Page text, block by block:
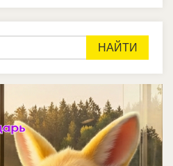
НАЙТИ